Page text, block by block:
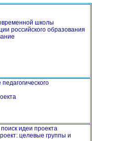
школы
российского образования
идеи проекта
целевые группы и